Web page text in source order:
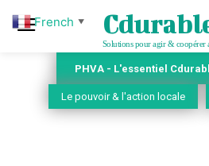
Solutions pour agir & coopérer
PHVA - L'essentiel
Le pouvoir & l'action locale
French ▼